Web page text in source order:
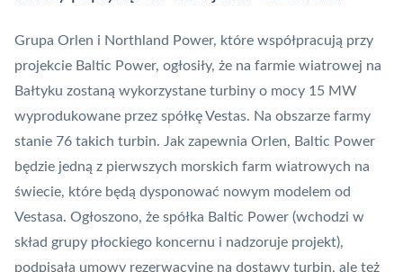
Grupa Orlen i Northland Power, które współpracują przy
projekcie Baltic Power, ogłosiły, że na farmie wiatrowej na
Bałtyku zostaną wykorzystane turbiny o mocy 15 MW
wyprodukowane przez spółkę Vestas. Na obszarze farmy
stanie 76 takich turbin. Jak zapewnia Orlen, Baltic Power
będzie jedną z pierwszych morskich farm wiatrowych na
świecie, które będą dysponować nowym modelem od
Vestasa. Ogłoszono, że spółka Baltic Power (wchodzi w
skład grupy płockiego koncernu i nadzoruje projekt),
podpisała umowy rezerwacyjne na dostawy turbin, ale też